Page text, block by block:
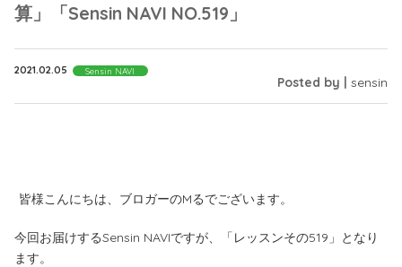
算」「Sensin NAVI NO.519」
2021.02.05 Sensin NAVI
Posted by | sensin
皆様こんにちは、ブロガーのMるでございます。
今回お届けするSensin NAVIですが、「レッスンその519」となり
ます。